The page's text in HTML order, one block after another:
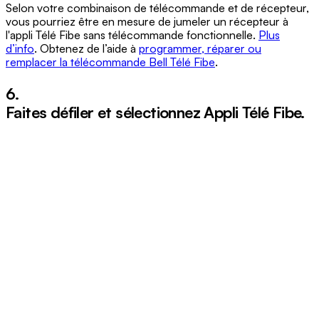
Selon votre combinaison de télécommande et de récepteur,
vous pourriez être en mesure de jumeler un récepteur à
l'appli Télé Fibe sans télécommande fonctionnelle. Plus
d’info. Obtenez de l’aide à programmer, réparer ou
remplacer la télécommande Bell Télé Fibe.
6.
Faites défiler et sélectionnezAppli Télé Fibe.